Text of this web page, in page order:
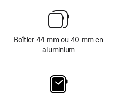
Boîtier 44 mm ou 40 mm en
aluminium